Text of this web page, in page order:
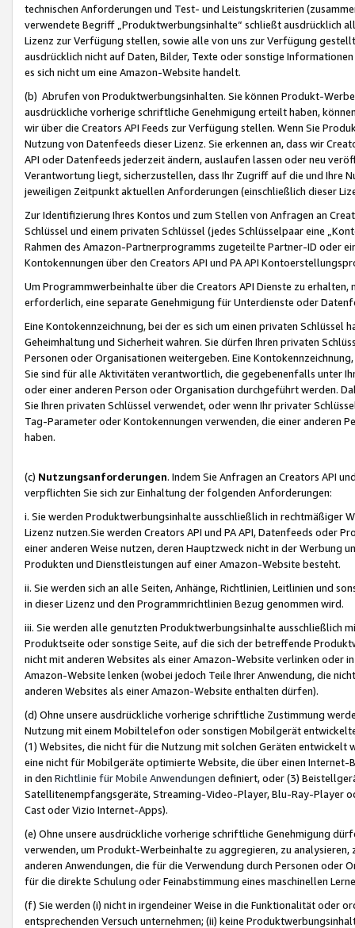
technischen Anforderungen und Test- und Leistungskriterien
verwendete Begriff „Produktwerbungsinhalte“ schließt ausdrücklich
Lizenz zur Verfügung stellen, sowie alle von uns zur Verfügung
ausdrücklich nicht auf Daten, Bilder, Texte oder sonstige
es sich nicht um eine Amazon-Website handelt.
(b) Abrufen von Produktwerbungsinhalten. Sie können Produkt-
ausdrückliche vorherige schriftliche Genehmigung erteilt haben,
wir über die Creators API Feeds zur Verfügung stellen. Wenn Sie
Nutzung von Datenfeeds dieser Lizenz. Sie erkennen an, dass wir
API oder Datenfeeds jederzeit ändern, auslaufen lassen oder neu
Verantwortung liegt, sicherzustellen, dass Ihr Zugriff auf die und Ihre
jeweiligen Zeitpunkt aktuellen Anforderungen (einschließlich dieser
Zur Identifizierung Ihres Kontos und zum Stellen von Anfragen an
Schlüssel und einem privaten Schlüssel (jedes Schlüsselpaar eine
Rahmen des Amazon-Partnerprogramms zugeteilte Partner-ID oder
Kontokennungen über den Creators API und PA API
Um Programmwerbeinhalte über die Creators API Dienste zu
erforderlich, eine separate Genehmigung für Unterdienste oder
Eine Kontokennzeichnung, bei der es sich um einen privaten
Geheimhaltung und Sicherheit wahren. Sie dürfen Ihren privaten
Personen oder Organisationen weitergeben. Eine
Sie sind für alle Aktivitäten verantwortlich, die gegebenenfalls unter
oder einer anderen Person oder Organisation durchgeführt werden.
Sie Ihren privaten Schlüssel verwendet, oder wenn Ihr privater
Tag-Parameter oder Kontokennungen verwenden, die einer anderen
haben.
(c) Nutzungsanforderungen. Indem Sie Anfragen an Creators API
verpflichten Sie sich zur Einhaltung der folgenden Anforderungen:
i. Sie werden Produktwerbungsinhalte ausschließlich in rechtmäßiger
Lizenz nutzen.Sie werden Creators API und PA API, Datenfeeds oder
einer anderen Weise nutzen, deren Hauptzweck nicht in der Werbung
Produkten und Dienstleistungen auf einer Amazon-Website besteht.
ii. Sie werden sich an alle Seiten, Anhänge, Richtlinien, Leitlinien und
in dieser Lizenz und den Programmrichtlinien Bezug genommen wird.
iii. Sie werden alle genutzten Produktwerbungsinhalte ausschließlich
Produktseite oder sonstige Seite, auf die sich der betreffende
nicht mit anderen Websites als einer Amazon-Website verlinken oder
Amazon-Website lenken (wobei jedoch Teile Ihrer Anwendung, die
anderen Websites als einer Amazon-Website enthalten dürfen).
(d) Ohne unsere ausdrückliche vorherige schriftliche Zustimmung
Nutzung mit einem Mobiltelefon oder sonstigen Mobilgerät
(1) Websites, die nicht für die Nutzung mit solchen Geräten
eine nicht für Mobilgeräte optimierte Website, die über einen
in den Richtlinie für Mobile Anwendungen definiert, oder (3)
Satellitenempfangsgeräte, Streaming-Video-Player, Blu-Ray-Player
Cast oder Vizio Internet-Apps).
(e) Ohne unsere ausdrückliche vorherige schriftliche Genehmigung
verwenden, um Produkt-Werbeinhalte zu aggregieren, zu
anderen Anwendungen, die für die Verwendung durch Personen
für die direkte Schulung oder Feinabstimmung eines maschinellen
(f) Sie werden (i) nicht in irgendeiner Weise in die Funktionalität oder
entsprechenden Versuch unternehmen; (ii) keine